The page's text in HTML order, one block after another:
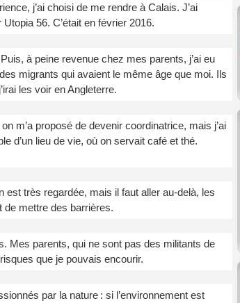
j’ai choisi de me rendre à Calais. J’ai
56. C’était en février 2016.
à peine revenue chez mes parents, j’ai eu
migrants qui avaient le même âge que moi. Ils
les voir en Angleterre.
m’a proposé de devenir coordinatrice, mais j’ai
d’un lieu de vie, où on servait café et thé.
est très regardée, mais il faut aller au-delà, les
de mettre des barrières.
Mes parents, qui ne sont pas des militants de
que je pouvais encourir.
par la nature : si l’environnement est